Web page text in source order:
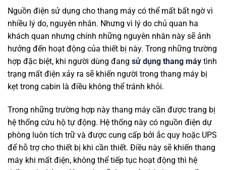
Nguồn điện sử dụng cho thang máy có thể mất bất ngờ vì
nhiều lý do, nguyên nhân. Nhưng vì lý do chủ quan ha
khách quan nhưng chính những nguyên nhân này sẽ ảnh
hưởng đến hoạt động của thiết bị này. Trong những trường
hợp đặc biệt, khi người dùng đang sử dụng thang máy tình
trạng mất điện xảy ra sẽ khiến người trong thang máy bị
kẹt trong cabin là điều không thể tránh khỏi.
Trong những trường hợp này thang máy cần được trang bị
hệ thống cứu hộ tự động. Hệ thống này có nguồn điện dự
phòng luôn tích trữ và được cung cấp bởi ắc quy hoặc UPS
để hỗ trợ cho thiết bị khi cần thiết. Điều này sẽ khiến thang
máy khi mất điện, không thể tiếp tục hoạt động thì hệ